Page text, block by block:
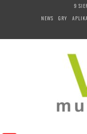
9
NEWS
GRY